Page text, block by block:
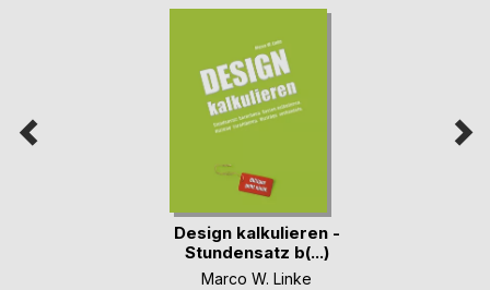
Design kalkulieren -
Stundensatz b(...)
Marco W. Linke